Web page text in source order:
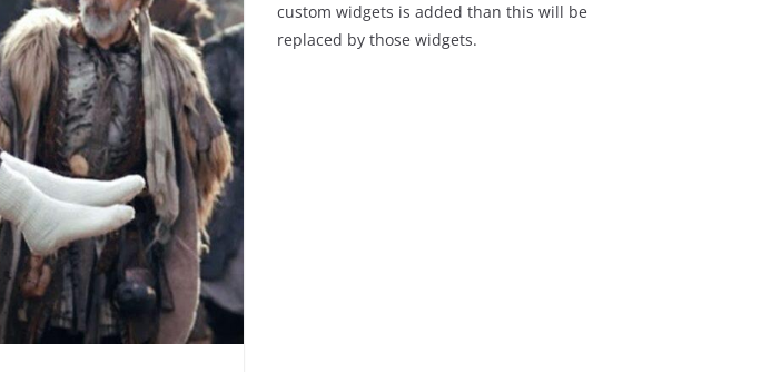
custom widgets is added than this will be
replaced by those widgets.